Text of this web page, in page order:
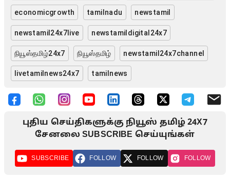
economicgrowth tamilnadu newstamil
newstamil24x7live newstamildigital24x7
நியூஸ்தமிழ்24x7 நியூஸ்தமிழ் newstamil24x7channel
livetamilnews24x7 tamilnews
புதிய செய்திகளுக்கு நியூஸ் தமிழ் 24X7
சேனலை SUBSCRIBE செய்யுங்கள்
SUBSCRIBE FOLLOW FOLLOW FOLLOW